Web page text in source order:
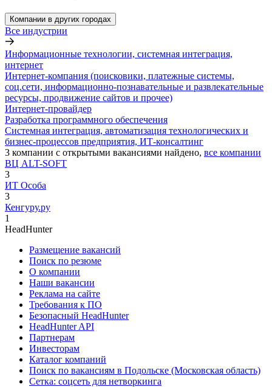
Компании в других городах
Все индустрии
Информационные технологии, системная интеграция,
интернет
Интернет-компания (поисковики, платежные системы,
соц.сети, информационно-познавательные и развлекательные
ресурсы, продвижение сайтов и прочее)
Интернет-провайдер
Разработка программного обеспечения
Системная интеграция, автоматизация технологических и
бизнес-процессов предприятия, ИТ-консалтинг
3 компании с открытыми вакансиями найдено, все компании
ВЦ ALT-SOFT
3
ИТ Особа
3
Кенгуру.ру
1
HeadHunter
Размещение вакансий
Поиск по резюме
О компании
Наши вакансии
Реклама на сайте
Требования к ПО
Безопасный HeadHunter
HeadHunter API
Партнерам
Инвесторам
Каталог компаний
Поиск по вакансиям в Подольске (Московская область)
Сетка: соцсеть для нетворкинга